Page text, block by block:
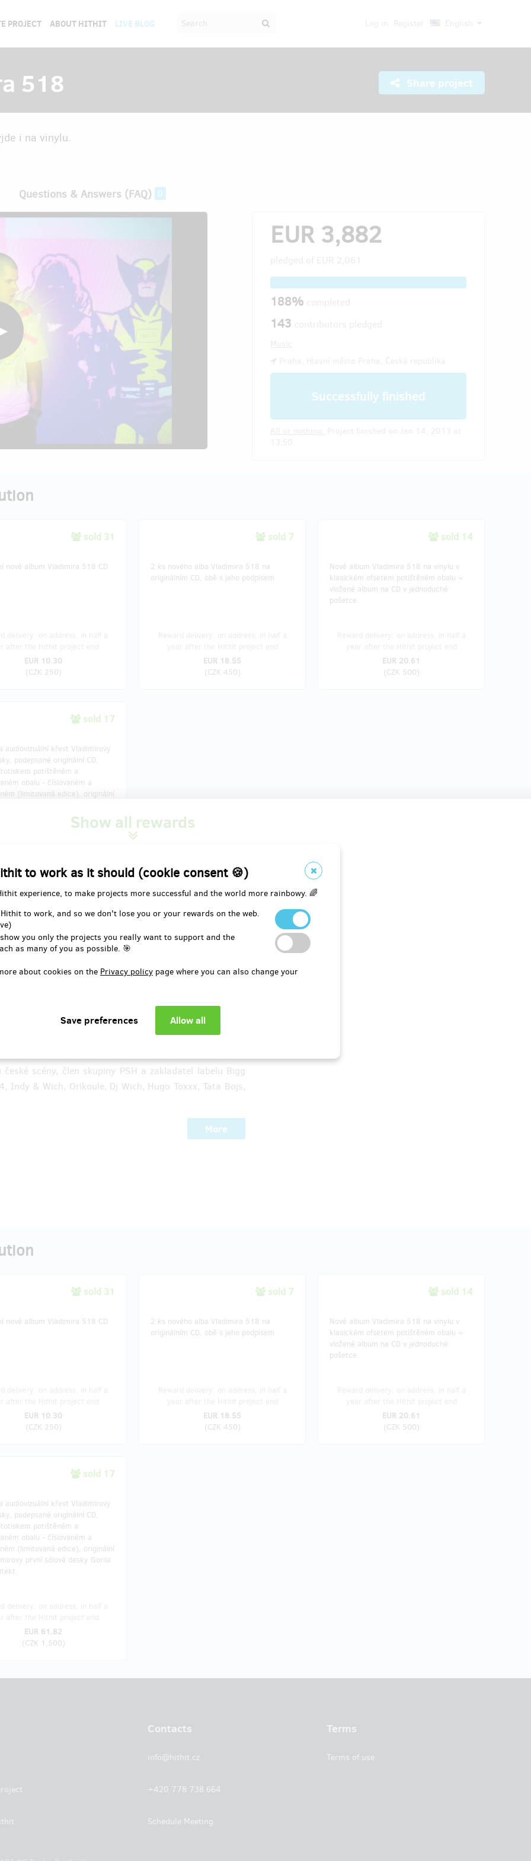
to work as it should (cookie consent 🍪)
experience, to make projects more successful and the world more rainbowy. 🌈
to work, and so we don't lose you or your rewards on the web.
you only the projects you really want to support and the
as many of you as possible. 🎯
about cookies on the Privacy policy page where you can also change your
PROJECT ABOUT HITHIT LIVE BLOG
518 Share project
i na vinylu.
Questions & Answers (FAQ) 0
EUR 3,882
188%
143
Successfully finished
sold 31
nové album Vladimira 518 CD
EUR 10.30
(CZK 250)
sold 7
2 ks nového alba Vladimira 518 na
originálním CD, obě s jeho podpisem
EUR 18.55
(CZK 450)
sold 14
Nové album Vladimira 518 na vinylu v
klasickém ofsetem potištěném obalu +
vložené album na CD v jednoduché
pošetce.
EUR 20.61
(CZK 500)
sold 17
audiovizuální křest Vladimirovy
podepsané originální CD,
potištěném a
obalu - číslovaném a
(limitovaná edice), originální
EUR 61.82
Show all rewards
jeho plán vrátit mezi nosiče vinyl. Klasické médium, na
ve vysoké kvalitě vysokogramážového vinylu a
navazovat na jeho první sólo počin z roku 2008
o jeho pátý dlouhohrající počin, který vyjde jako již
přelomu jara a léta 2013.
na vinyl, začíná na lístku na audiovizuální křest nového
variantám vinylového LP. První spočívá v luxusním a
lahůdka pro sběratele, tedy Vladimirem vlastnoručně
obsahují i vložené samostatné CD.
scény, člen skupiny PSH a zakladatel labelu Bigg
Indy & Wich, Orikoule, Dj Wich, Hugo Toxxx, Tata Bojs,
More
sold 31
nové album Vladimira 518 CD
EUR 10.30
(CZK 250)
sold 7
2 ks nového alba Vladimira 518 na
originálním CD, obě s jeho podpisem
EUR 18.55
(CZK 450)
sold 14
Nové album Vladimira 518 na vinylu v
klasickém ofsetem potištěném obalu +
vložené album na CD v jednoduché
pošetce.
EUR 20.61
(CZK 500)
sold 17
audiovizuální křest Vladimirovy
podepsané originální CD,
potištěném a
obalu - číslovaném a
(limitovaná edice), originální
první sólové desky Gorila
EUR 61.82
(CZK 1,500)
Contacts
info@hithit.cz
+420 778 738 664
Schedule Meeting
Terms
Terms of use